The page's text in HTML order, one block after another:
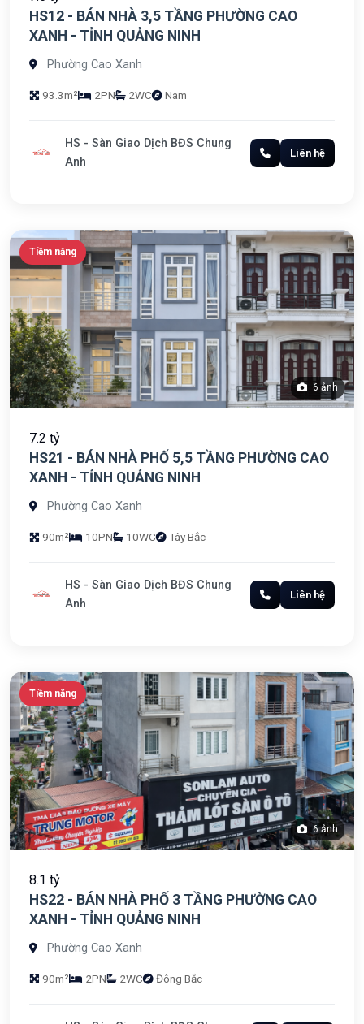
HS12 - BÁN NHÀ 3,5 TẦNG PHƯỜNG CAO
XANH - TỈNH QUẢNG NINH
Phường Cao Xanh
93.3m² 2PN 2WC Nam
HS - Sàn Giao Dịch BĐS Chung
Anh
Liên hệ
Tiềm năng
6 ảnh
7.2 tỷ
HS21 - BÁN NHÀ PHỐ 5,5 TẦNG PHƯỜNG CAO
XANH - TỈNH QUẢNG NINH
Phường Cao Xanh
90m² 10PN 10WC Tây Bắc
HS - Sàn Giao Dịch BĐS Chung
Anh
Liên hệ
Tiềm năng
6 ảnh
8.1 tỷ
HS22 - BÁN NHÀ PHỐ 3 TẦNG PHƯỜNG CAO
XANH - TỈNH QUẢNG NINH
Phường Cao Xanh
90m² 2PN 2WC Đông Bắc